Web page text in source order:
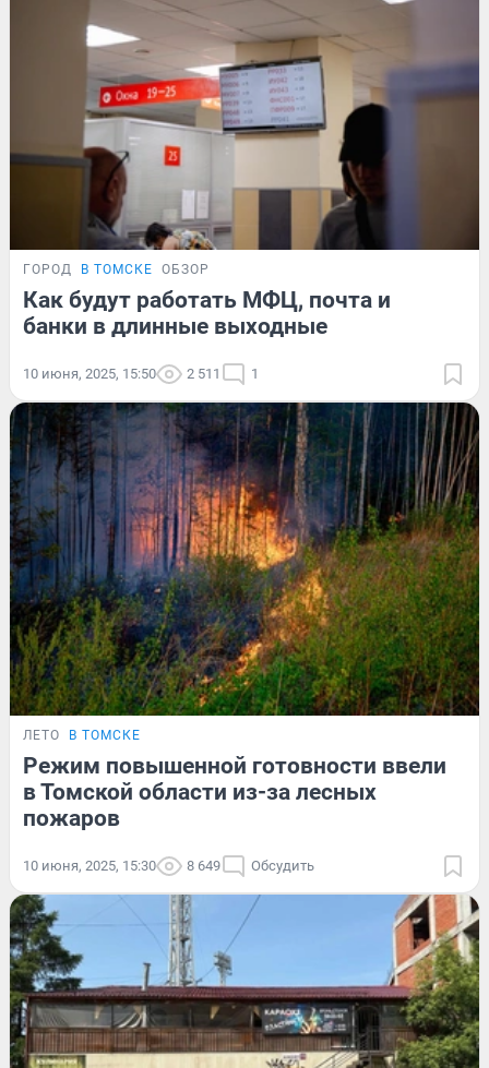
ГОРОД В ТОМСКЕ ОБЗОР
Как будут работать МФЦ, почта и
банки в длинные выходные
10 июня, 2025, 15:50 2 511 1
ЛЕТО В ТОМСКЕ
Режим повышенной готовности ввели
в Томской области из-за лесных
пожаров
10 июня, 2025, 15:30 8 649 Обсудить